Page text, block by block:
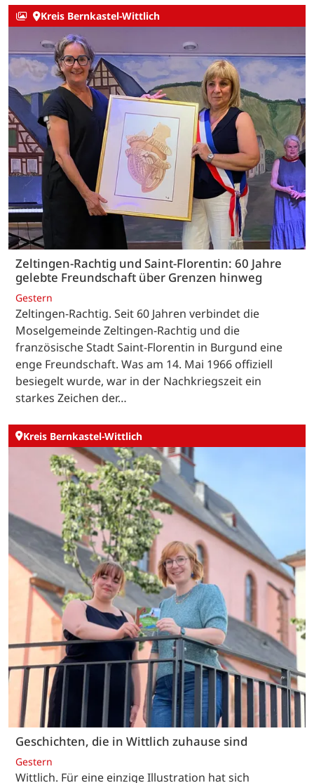
Kreis Bernkastel-Wittlich
Zeltingen-Rachtig und Saint-Florentin: 60 Jahre
gelebte Freundschaft über Grenzen hinweg
Gestern
Zeltingen-Rachtig. Seit 60 Jahren verbindet die
Moselgemeinde Zeltingen-Rachtig und die
französische Stadt Saint-Florentin in Burgund eine
enge Freundschaft. Was am 14. Mai 1966 offiziell
besiegelt wurde, war in der Nachkriegszeit ein
starkes Zeichen der…
Kreis Bernkastel-Wittlich
Geschichten, die in Wittlich zuhause sind
Gestern
Wittlich. Für eine einzige Illustration hat sich